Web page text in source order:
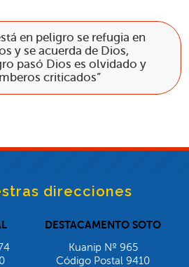
en peligro se refugia en
y se acuerda de Dios,
pasó Dios es olvidado y
criticados”
direcciones
DESTACAMENTO SOTO
Kuanip Nº 965
Código Postal 9410